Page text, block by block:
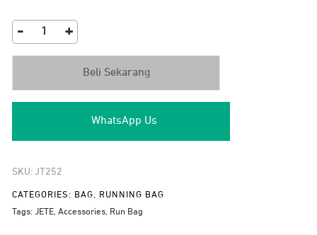
-
Bag
RB1
+
Beli Sekarang
WhatsApp Us
SKU: JT252
CATEGORIES: BAG,
RUNNING BAG
Tags: JETE, Accessories, Run Bag